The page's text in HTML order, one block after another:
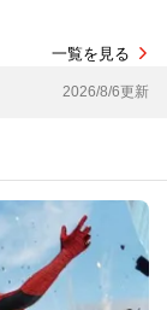
一覧を見る
2026/8/6更新